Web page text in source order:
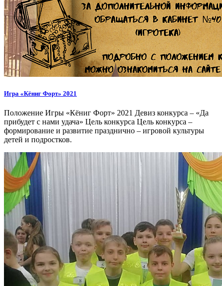
Игра «Кёниг Форт» 2021
Положение Игры «Кёниг Форт» 2021 Девиз конкурса – «Да
прибудет с нами удача» Цель конкурса Цель конкурса –
формирование и развитие празднично – игровой культуры
детей и подростков.